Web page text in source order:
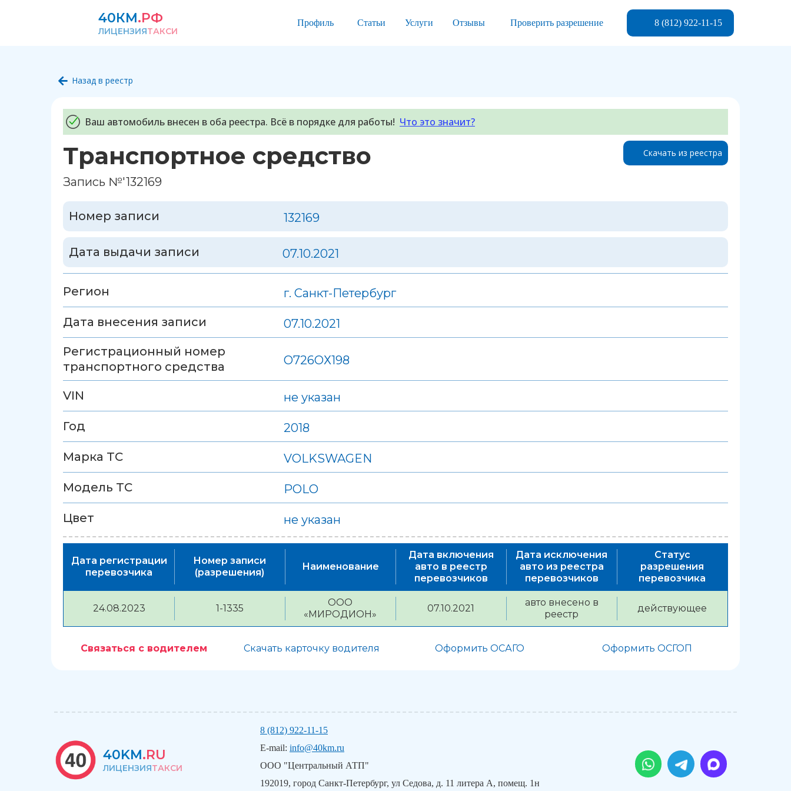
40КМ.РФ
ЛИЦЕНЗИЯТАКСИ
Профиль Статьи Услуги Отзывы Проверить разрешение 8 (812) 922-11-15
Назад в реестр
Ваш автомобиль внесен в оба реестра. Всё в порядке для работы! Что это значит?
Транспортное средство
Запись №'132169
Скачать из реестра
Номер записи 132169
Дата выдачи записи 07.10.2021
Регион г. Санкт-Петербург
Дата внесения записи
07.10.2021
Регистрационный номер
транспортного средства
О726ОХ198
VIN не указан
Год 2018
Марка ТС VOLKSWAGEN
Модель ТС POLO
Цвет не указан
Дата регистрации
перевозчика
Номер записи
(разрешения)
Наименование
Дата включения
авто в реестр
перевозчиков
Дата исключения
авто из реестра
перевозчиков
Статус
разрешения
перевозчика
24.08.2023 1-1335
ООО
«МИРОДИОН»
07.10.2021
авто внесено в
реестр
действующее
Связаться с водителем Скачать карточку водителя Оформить ОСАГО Оформить ОСГОП
40KM.RU
ЛИЦЕНЗИЯТАКСИ
8 (812) 922-11-15
E-mail: info@40km.ru
ООО "Центральный АТП"
192019, город Санкт-Петербург, ул Седова, д. 11 литера А, помещ. 1н